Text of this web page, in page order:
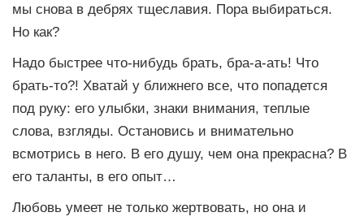
мы снова в дебрях тщеславия. Пора выбираться.
Но как?
Надо быстрее что-нибудь брать, бра-а-ать! Что
брать-то?! Хватай у ближнего все, что попадется
под руку: его улыбки, знаки внимания, теплые
слова, взгляды. Остановись и внимательно
всмотрись в него. В его душу, чем она прекрасна? В
его таланты, в его опыт…
Любовь умеет не только жертвовать, но она и